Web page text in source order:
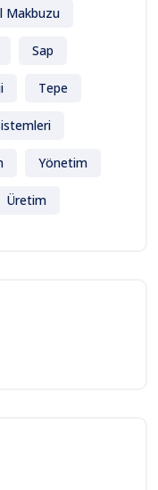
Makbuzu
Sap
Tepe
Yönetim
Üretim